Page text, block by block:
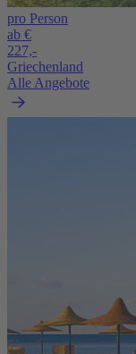
pro Person
ab €
227,-
Griechenland
Alle Angebote